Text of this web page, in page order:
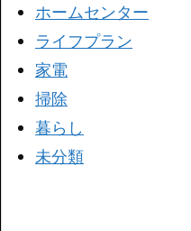
ホームセンター
ライフプラン
家電
掃除
暮らし
未分類